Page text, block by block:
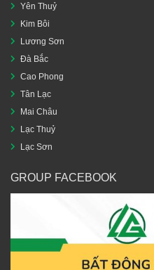
Yên Thuỷ
Kim Bôi
Lương Sơn
Đà Bắc
Cao Phong
Tân Lạc
Mai Châu
Lạc Thuỷ
Lạc Sơn
GROUP FACEBOOK